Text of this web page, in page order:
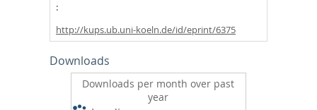
http://kups.ub.uni-koeln.de/id/eprint/6375
Downloads
Downloads per month over past
year